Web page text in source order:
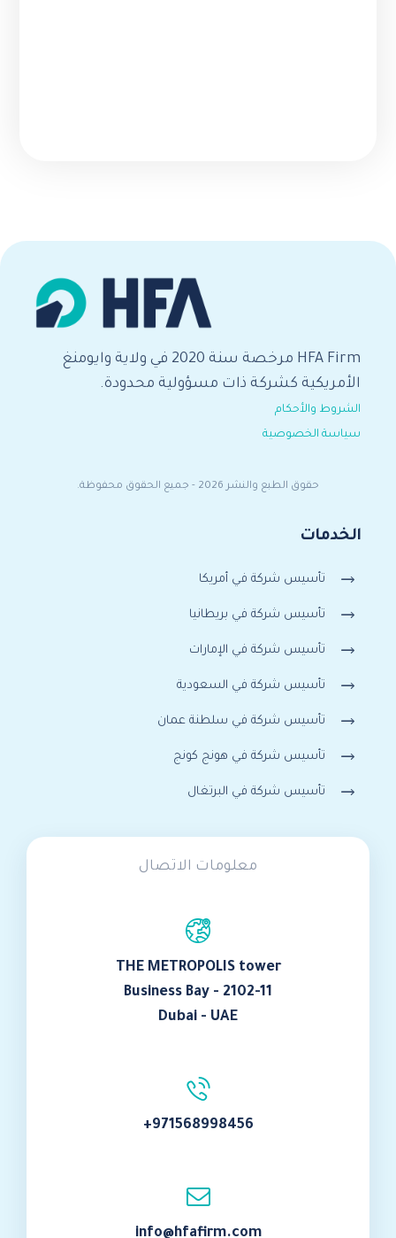
HFA Firm مرخصة سنة 2020 في ولاية وايومنغ
الأمريكية كشركة ذات مسؤولية محدودة.
الشروط والأحكام
سياسة الخصوصية
حقوق الطبع والنشر 2026 - جميع الحقوق محفوظة.
الخدمات
تأسيس شركة في أمريكا
تأسيس شركة في بريطانيا
تأسيس شركة في الإمارات
تأسيس شركة في السعودية
تأسيس شركة في سلطنة عمان
تأسيس شركة في هونج كونج
تأسيس شركة في البرتغال
معلومات الاتصال
THE METROPOLIS tower
Business Bay - 2102-11
Dubai - UAE
+971568998456
info@hfafirm.com